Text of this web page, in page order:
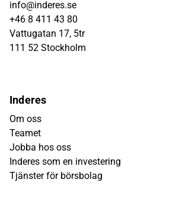
info@inderes.se
+46 8 411 43 80
Vattugatan 17, 5tr
111 52 Stockholm
Inderes
Om oss
Teamet
Jobba hos oss
Inderes som en investering
Tjänster för börsbolag